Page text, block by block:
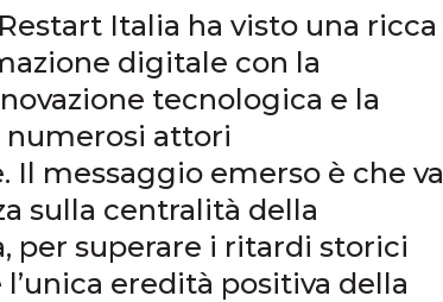
Italia ha visto una ricca
digitale con la
tecnologica e la
numerosi attori
Il messaggio emerso è che va
sulla centralità della
per superare i ritardi storici
eredità positiva della